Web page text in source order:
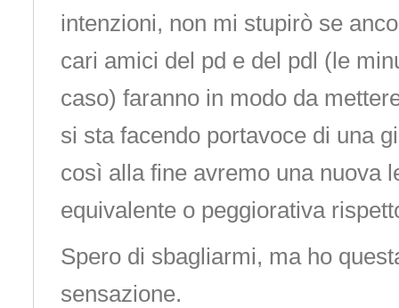
intenzioni, non mi stupirò se
cari amici del pd e del pdl (le
caso) faranno in modo da
si sta facendo portavoce di una
così alla fine avremo una nuova
equivalente o peggiorativa
Spero di sbagliarmi, ma ho
sensazione.